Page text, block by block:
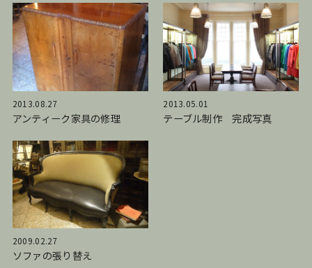
2013.08.27
アンティーク家具の修理
2013.05.01
テーブル制作 完成写真
2009.02.27
ソファの張り替え